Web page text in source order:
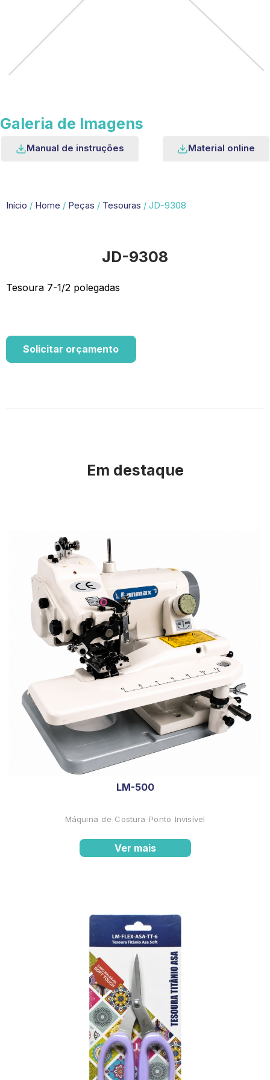
Galeria de Imagens
Manual de instruções Material online
Início / Home / Peças / Tesouras / JD-9308
JD-9308
Tesoura 7-1/2 polegadas
Solicitar orçamento
Em destaque
LM-500
Máquina de Costura Ponto Invisível
Ver mais